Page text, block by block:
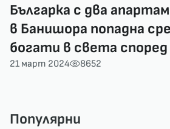
Българка с два
в Банишора попадна
богати в света според
21 март 2024 8652
Популярни